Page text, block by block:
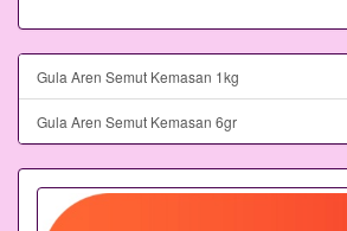
Gula Aren Semut Kemasan 1kg
Gula Aren Semut Kemasan 6gr